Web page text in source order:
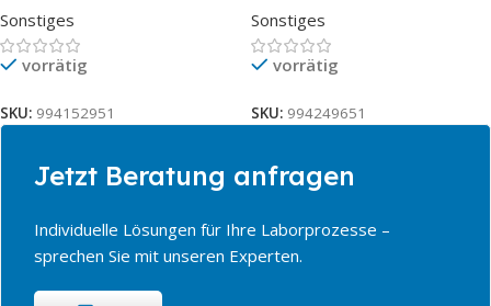
Sonstiges
vorrätig
SKU: 994152951
Sonstiges
vorrätig
SKU: 994249651
Jetzt Beratung anfragen
Individuelle Lösungen für Ihre Laborprozesse –
sprechen Sie mit unseren Experten.